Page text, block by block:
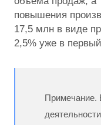
повышения
17,5 млн в виде
2,5% уже в
Примечание.